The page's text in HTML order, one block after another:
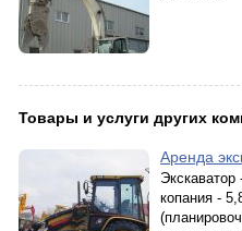
Товары и услуги других
Аренда
Экскаватор
копания -